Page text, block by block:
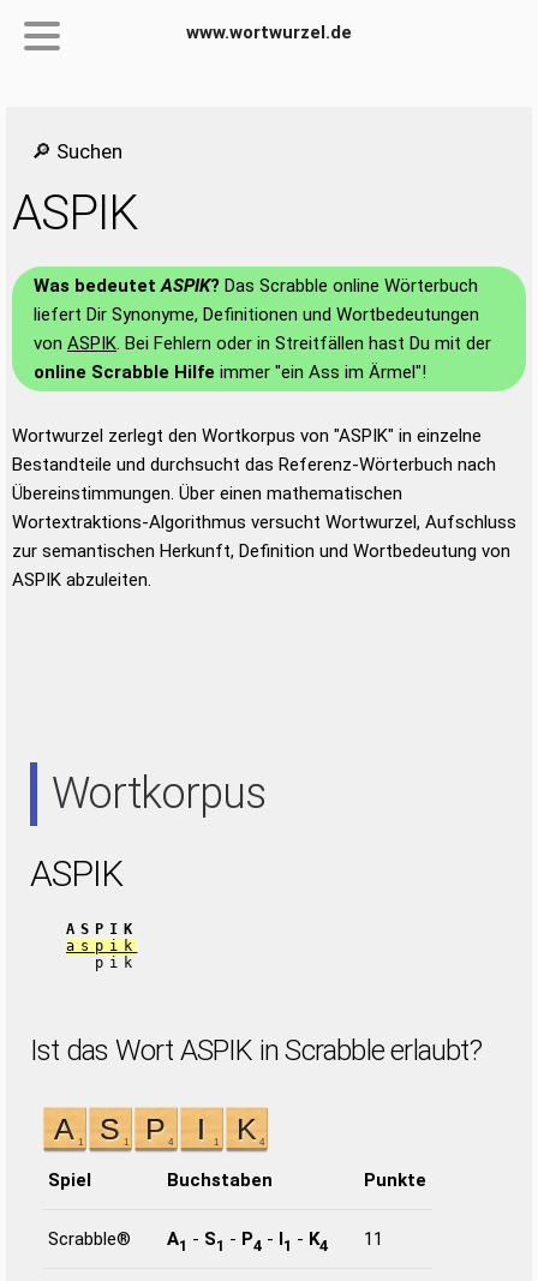
www.wortwurzel.de
🔎 Suchen
ASPIK
Was bedeutetASPIK? Das Scrabble online Wörterbuch
liefert Dir Synonyme, Definitionen und Wortbedeutungen
von ASPIK. Bei Fehlern oder in Streitfällen hast Du mit der
online Scrabble Hilfe immer "ein Ass im Ärmel"!
Wortwurzel zerlegt den Wortkorpus von "ASPIK" in einzelne
Bestandteile und durchsucht das Referenz-Wörterbuch nach
Übereinstimmungen. Über einen mathematischen
Wortextraktions-Algorithmus versucht Wortwurzel, Aufschluss
zur semantischen Herkunft, Definition und Wortbedeutung von
ASPIK abzuleiten.
Wortkorpus
ASPIK
ASPIK
aspik
pik
Ist das Wort ASPIK in Scrabble erlaubt?
Spiel Buchstaben Punkte
Scrabble® A1 - S1 - P4 - I1 - K4 11